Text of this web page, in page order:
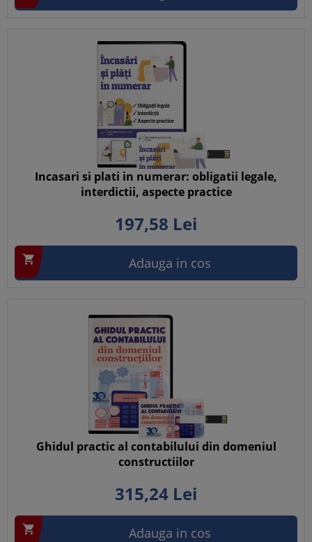
Incasari si plati in numerar: obligatii legale,
interdictii, aspecte practice
197,58 Lei
 Adauga in cos
Ghidul practic al contabilului din domeniul
constructiilor
315,24 Lei
 Adauga in cos